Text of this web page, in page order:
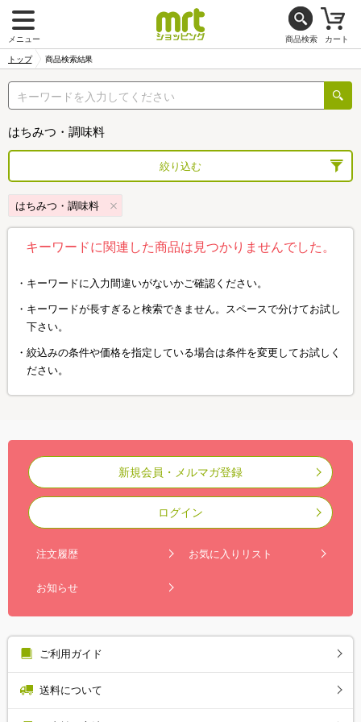
メニュー 商品検索 カート
トップ 商品検索結果
はちみつ・調味料
絞り込む
はちみつ・調味料
キーワードに関連した商品は見つかりませんでした。
キーワードに入力間違いがないかご確認ください。
キーワードが長すぎると検索できません。スペースで分けてお試し
下さい。
絞込みの条件や価格を指定している場合は条件を変更してお試しく
ださい。
新規会員・メルマガ登録
ログイン
注文履歴 お気に入りリスト
お知らせ
ご利用ガイド
送料について